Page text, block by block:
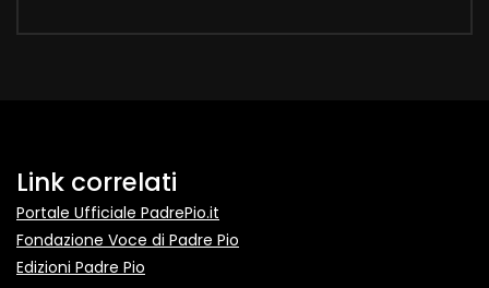
Link correlati
Portale Ufficiale PadrePio.it
Fondazione Voce di Padre Pio
Edizioni Padre Pio